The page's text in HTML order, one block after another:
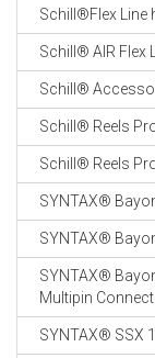
Schill®Flex Line
Schill® AIR Flex
Schill®
Schill® Reels
Schill® Reels
SYNTAX®
SYNTAX®
SYNTAX®
Multipin
SYNTAX® SSX